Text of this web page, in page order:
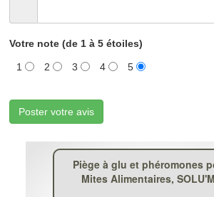
Votre note (de 1 à 5 étoiles)
1 2 3 4 5
Poster votre avis
Piège à glu et phéromones
Mites Alimentaires,